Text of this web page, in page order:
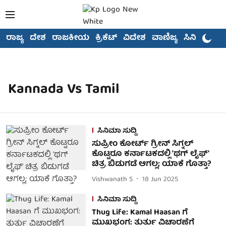
ರಾಜ್ಯ ದೇಶ ರಾಜಕೀಯ ಕ್ರಿಕೆಟ್ ವಿದೇಶ ವಾಣಿಜ್ಯ ಸಿನಿಮಾ
Kannada Vs Tamil
ಸಿನಿಮಾ ಸುದ್ದಿ
ಸುಪ್ರೀಂ ಕೋರ್ಟ್ ಗ್ರೀನ್ ಸಿಗ್ನಲ್
ಕೊಟ್ಟರೂ ಕರ್ನಾಟಕದಲ್ಲಿ 'ಥಗ್ ಲೈಫ್'
ಚಿತ್ರ ಬಿಡುಗಡೆ ಆಗಲ್ಲ; ಯಾಕೆ ಗೊತ್ತಾ?
Vishwanath S
18 Jun 2025
ಸಿನಿಮಾ ಸುದ್ದಿ
Thug Life: Kamal Haasan ಗೆ
ಮುಖಭಂಗ: ತುರ್ತು ವಿಚಾರಣೆಗೆ